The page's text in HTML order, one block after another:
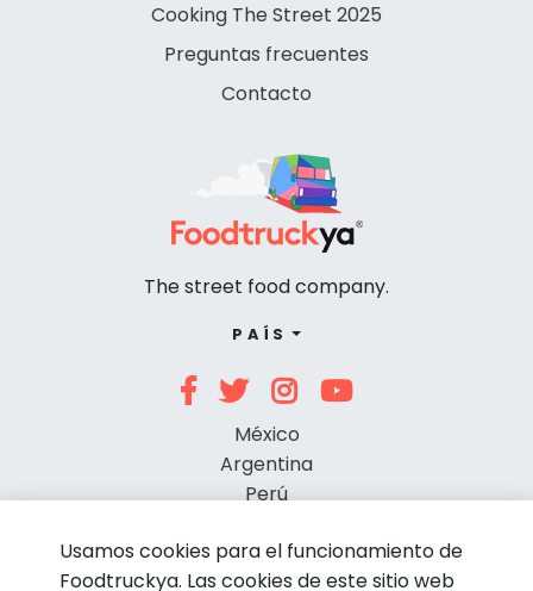
Cooking The Street 2025
Preguntas frecuentes
Contacto
The street food company.
PAÍS
México
Argentina
Perú
Usamos cookies para el funcionamiento de
Foodtruckya. Las cookies de este sitio web